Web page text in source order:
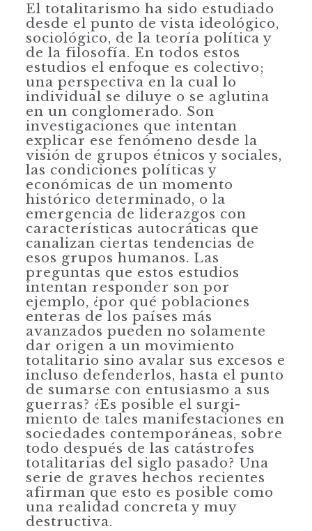
El totalitarismo ha sido estudiado
desde el punto de vista ideológico,
sociológi­co, de la teoría política y
de la filosofía. En todos estos
estudios el enfoque es colectivo;
una perspectiva en la cual lo
individual se diluye o se aglutina
en un conglomerado. Son
investigaciones que intentan
explicar ese fenómeno desde la
visión de grupos étnicos y sociales,
las condiciones políticas y
económicas de un momento
histórico determinado, o la
emergencia de liderazgos con
carac­terísticas autocráticas que
canalizan ciertas tendencias de
esos grupos humanos. Las
preguntas que estos estudios
intentan responder son por
ejemplo, ¿por qué poblaciones
enteras de los países más
avanzados pueden no solamente
dar ori­gen a un movimiento
totalitario sino avalar sus excesos e
incluso defenderlos, hasta el punto
de sumarse con entusiasmo a sus
guerras? ¿Es posible el surgi­
miento de tales manifestaciones en
sociedades contemporáneas, sobre
todo después de las catástrofes
totalitarias del siglo pasado? Una
serie de graves hechos recientes
afirman que esto es posible como
una realidad concreta y muy
destructiva.